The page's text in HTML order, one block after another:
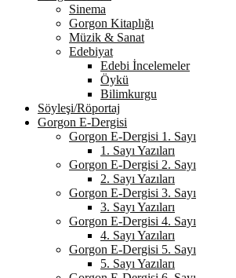
Sinema
Gorgon Kitaplığı
Müzik & Sanat
Edebiyat
Edebi İncelemeler
Öykü
Bilimkurgu
Söyleşi/Röportaj
Gorgon E-Dergisi
Gorgon E-Dergisi 1. Sayı
1. Sayı Yazıları
Gorgon E-Dergisi 2. Sayı
2. Sayı Yazıları
Gorgon E-Dergisi 3. Sayı
3. Sayı Yazıları
Gorgon E-Dergisi 4. Sayı
4. Sayı Yazıları
Gorgon E-Dergisi 5. Sayı
5. Sayı Yazıları